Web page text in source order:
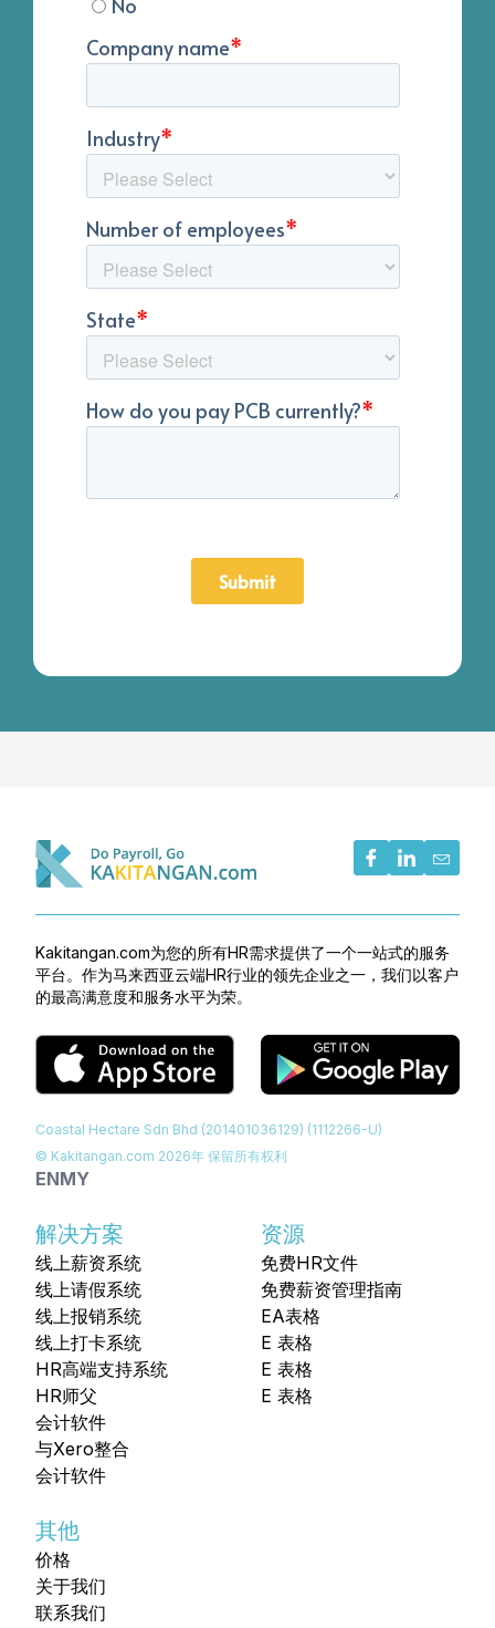
Kakitangan.com为您的所有HR需求提供了一个一站式的服务
平台。作为马来西亚云端HR行业的领先企业之一，我们以客户
的最高满意度和服务水平为荣。
Coastal Hectare Sdn Bhd (201401036129) (1112266-U)
© Kakitangan.com 2026年 保留所有权利
ENMY
解决方案
线上薪资系统
线上请假系统
线上报销系统
线上打卡系统
HR高端支持系统
HR师父
会计软件
与Xero整合
会计软件
资源
免费HR文件
免费薪资管理指南
EA表格
E 表格
E 表格
E 表格
其他
价格
关于我们
联系我们